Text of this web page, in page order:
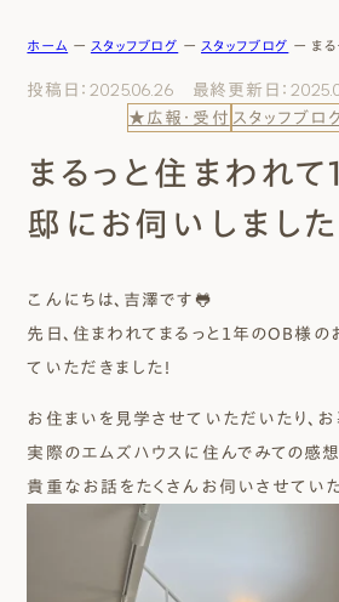
エムズのこと
0120-40-
［受付時間］ 9:00～
ファーストプランを試す
ホーム ー スタッフブログ ー スタッフブログ ー ま
投稿日：2025.06.26 最終更新日：
★広報・受付 スタッフブロ
まるっと住まわれて
邸にお伺いしました
こんにちは、吉澤です🐸
先日、住まわれてまるっと１年のOB様
ていただきました！
お住まいを見学させていただいたり、
実際のエムズハウスに住んでみての感想
貴重なお話をたくさんお伺いさせていた